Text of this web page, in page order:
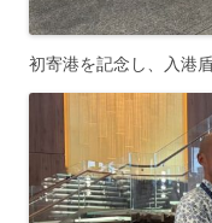
初寄港を記念し、入港